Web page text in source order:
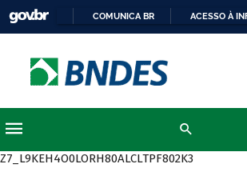
COMUNICA BR ACESSO À
Z7_L9KEH4O0LORH80ALCLTPF802K3